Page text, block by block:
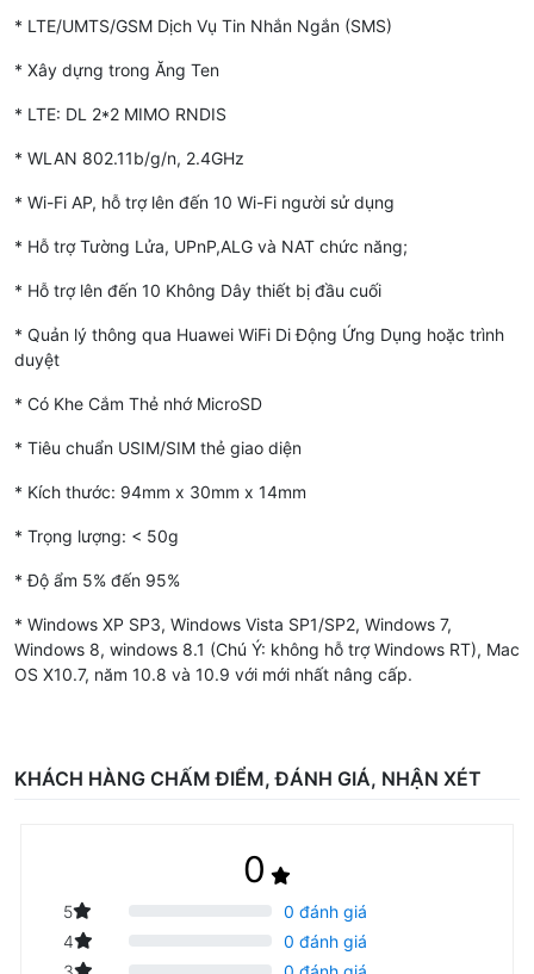
wifi (Sử dụng luôn được cho PC không có card wifi)
- Bộ phát Wifi 4G Huawei E8372h-320 hỗ trợ phần mềm quản trị
* LTE/UMTS/GSM Dịch Vụ Tin Nhắn Ngắn (SMS)
* Xây dựng trong Ăng Ten
* LTE: DL 2*2 MIMO RNDIS
* WLAN 802.11b/g/n, 2.4GHz
* Wi-Fi AP, hỗ trợ lên đến 10 Wi-Fi người sử dụng
* Hỗ trợ Tường Lửa, UPnP,ALG và NAT chức năng;
* Hỗ trợ lên đến 10 Không Dây thiết bị đầu cuối
* Quản lý thông qua Huawei WiFi Di Động Ứng Dụng hoặc trình
duyệt
* Có Khe Cắm Thẻ nhớ MicroSD
* Tiêu chuẩn USIM/SIM thẻ giao diện
* Kích thước: 94mm x 30mm x 14mm
* Trọng lượng: < 50g
* Độ ẩm 5% đến 95%
* Windows XP SP3, Windows Vista SP1/SP2, Windows 7,
Windows 8, windows 8.1 (Chú Ý: không hỗ trợ Windows RT), Mac
OS X10.7, năm 10.8 và 10.9 với mới nhất nâng cấp.
KHÁCH HÀNG CHẤM ĐIỂM, ĐÁNH GIÁ, NHẬN XÉT
0
5
0 đánh giá
4
0 đánh giá